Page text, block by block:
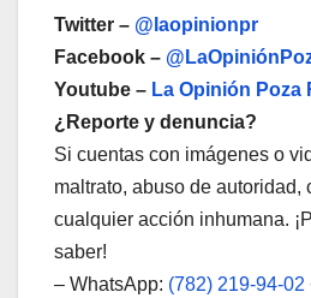
Twitter – @laopinionpr
Facebook –
Youtube – La Opinión Poza
¿Reporte y denuncia?
Si cuentas con imágenes o
maltrato, abuso de autoridad,
cualquier acción inhumana.
saber!
– WhatsApp: (782) 219-94-02